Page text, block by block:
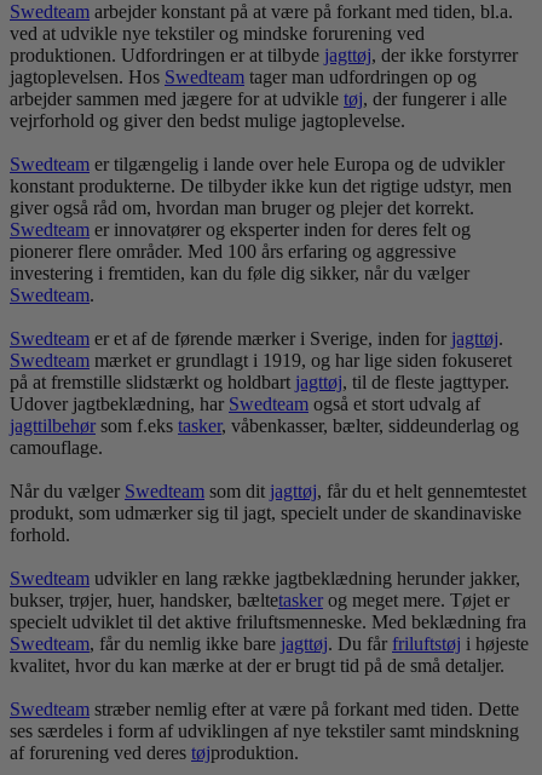
Swedteam arbejder konstant på at være på forkant med tiden, bl.a.
ved at udvikle nye tekstiler og mindske forurening ved
produktionen. Udfordringen er at tilbyde jagttøj, der ikke forstyrrer
jagtoplevelsen. Hos Swedteam tager man udfordringen op og
arbejder sammen med jægere for at udvikle tøj, der fungerer i alle
vejrforhold og giver den bedst mulige jagtoplevelse.
Swedteam er tilgængelig i lande over hele Europa og de udvikler
konstant produkterne. De tilbyder ikke kun det rigtige udstyr, men
giver også råd om, hvordan man bruger og plejer det korrekt.
Swedteam er innovatører og eksperter inden for deres felt og
pionerer flere områder. Med 100 års erfaring og aggressive
investering i fremtiden, kan du føle dig sikker, når du vælger
Swedteam.
Swedteam er et af de førende mærker i Sverige, inden for jagttøj.
Swedteam mærket er grundlagt i 1919, og har lige siden fokuseret
på at fremstille slidstærkt og holdbart jagttøj, til de fleste jagttyper.
Udover jagtbeklædning, har Swedteam også et stort udvalg af
jagttilbehør som f.eks tasker, våbenkasser, bælter, siddeunderlag og
camouflage.
Når du vælger Swedteam som dit jagttøj, får du et helt gennemtestet
produkt, som udmærker sig til jagt, specielt under de skandinaviske
forhold.
Swedteam udvikler en lang række jagtbeklædning herunder jakker,
bukser, trøjer, huer, handsker, bæltetasker og meget mere. Tøjet er
specielt udviklet til det aktive friluftsmenneske. Med beklædning fra
Swedteam, får du nemlig ikke bare jagttøj. Du får friluftstøj i højeste
kvalitet, hvor du kan mærke at der er brugt tid på de små detaljer.
Swedteam stræber nemlig efter at være på forkant med tiden. Dette
ses særdeles i form af udviklingen af nye tekstiler samt mindskning
af forurening ved deres tøjproduktion.